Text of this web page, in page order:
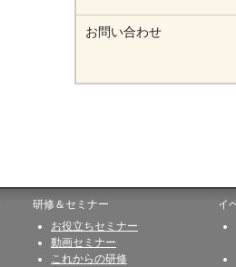
お問い合わせ
研修＆セミナー
お役立ちセミナー
動画セミナー
これからの研修
イ